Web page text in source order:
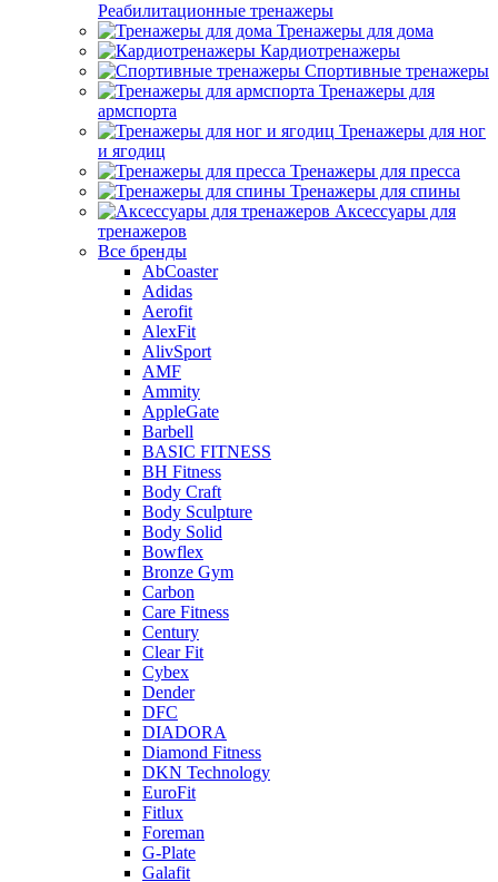
Реабилитационные тренажеры
Тренажеры для дома
Кардиотренажеры
Спортивные тренажеры
Тренажеры для
армспорта
Тренажеры для ног
и ягодиц
Тренажеры для пресса
Тренажеры для спины
Аксессуары для
тренажеров
Все бренды
AbCoaster
Adidas
Aerofit
AlexFit
AlivSport
AMF
Ammity
AppleGate
Barbell
BASIC FITNESS
BH Fitness
Body Craft
Body Sculpture
Body Solid
Bowflex
Bronze Gym
Carbon
Care Fitness
Century
Clear Fit
Cybex
Dender
DFC
DIADORA
Diamond Fitness
DKN Technology
EuroFit
Fitlux
Foreman
G-Plate
Galafit